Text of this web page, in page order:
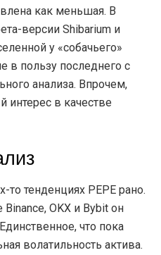
как меньшая. В
версии Shibarium и
у «собачьего»
в пользу последнего с
анализа. Впрочем,
интерес в качестве
то тенденциях PEPE рано.
OKX и Bybit он
что пока
волатильность актива.